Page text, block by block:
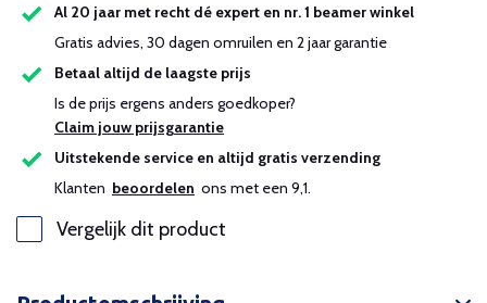
Al 20 jaar met recht dé expert en nr. 1 beamer winkel
Gratis advies, 30 dagen omruilen en 2 jaar garantie
Betaal altijd de laagste prijs
Is de prijs ergens anders goedkoper?
Claim jouw prijsgarantie
Uitstekende service en altijd gratis verzending
Klanten beoordelen ons met een 9,1.
Vergelijk dit product